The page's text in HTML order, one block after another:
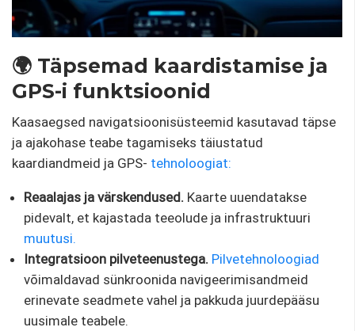
🌍 Täpsemad kaardistamise ja
GPS-i funktsioonid
Kaasaegsed navigatsioonisüsteemid kasutavad täpse
ja ajakohase teabe tagamiseks täiustatud
kaardiandmeid ja GPS- tehnoloogiat:
Reaalajas ja värskendused. Kaarte uuendatakse
pidevalt, et kajastada teeolude ja infrastruktuuri
muutusi.
Integratsioon pilveteenustega. Pilvetehnoloogiad
võimaldavad sünkroonida navigeerimisandmeid
erinevate seadmete vahel ja pakkuda juurdepääsu
uusimale teabele.